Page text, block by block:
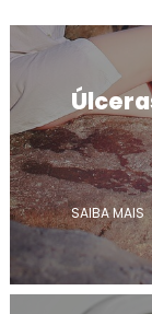
SAIBA MAIS